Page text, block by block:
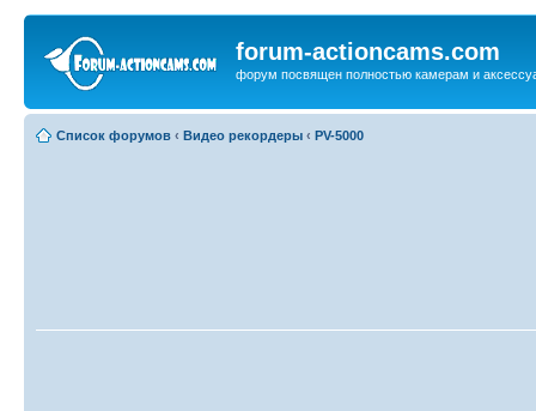
forum-actioncams.com
форум посвящен полностью камерам и
Список форумов ‹ Видео рекордеры ‹ PV-5000